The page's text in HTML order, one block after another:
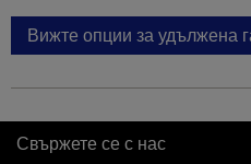
Вижте опции за удължена
Свържете се с нас